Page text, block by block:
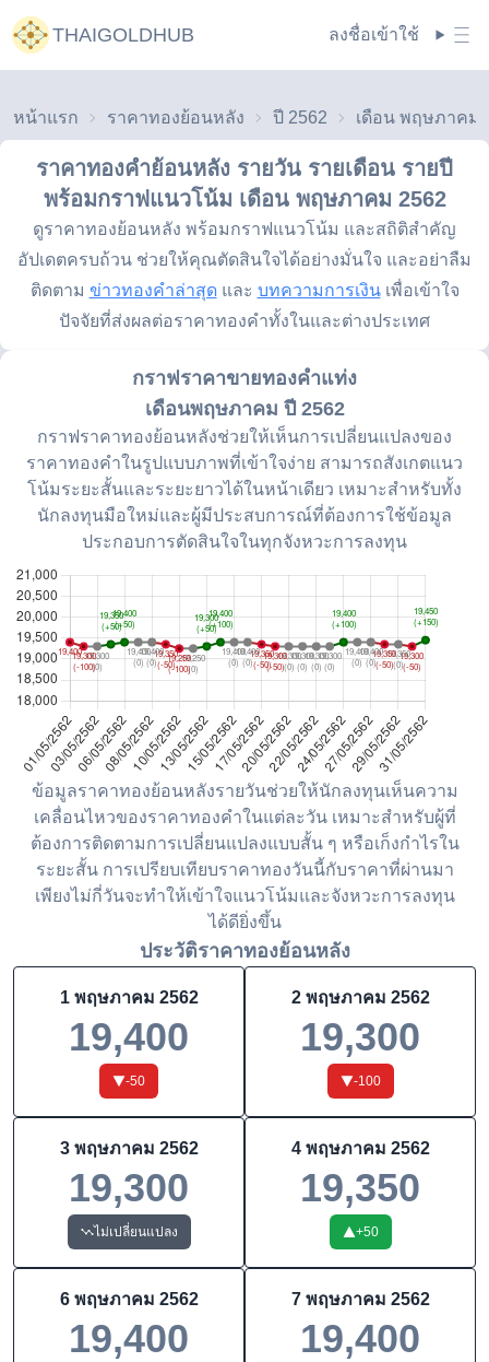
THAIGOLDHUB ลงชื่อเข้าใช้
หน้าแรก ราคาทองย้อนหลัง ปี 2562
ราคาทองคำย้อนหลัง รายวัน รายเดือน รายปี
พร้อมกราฟแนวโน้ม เดือน พฤษภาคม 2562
ดูราคาทองย้อนหลัง พร้อมกราฟแนวโน้ม และสถิติสำคัญ
อัปเดตครบถ้วน ช่วยให้คุณตัดสินใจได้อย่างมั่นใจ และอย่าลืม
ติดตาม ข่าวทองคำล่าสุด และ บทความการเงิน เพื่อเข้าใจ
ปัจจัยที่ส่งผลต่อราคาทองคำทั้งในและต่างประเทศ
กราฟราคาขายทองคำแท่ง
เดือนพฤษภาคม ปี 2562
กราฟราคาทองย้อนหลังช่วยให้เห็นการเปลี่ยนแปลงของ
ราคาทองคำในรูปแบบภาพที่เข้าใจง่าย สามารถสังเกตแนว
โน้มระยะสั้นและระยะยาวได้ในหน้าเดียว เหมาะสำหรับทั้ง
นักลงทุนมือใหม่และผู้มีประสบการณ์ที่ต้องการใช้ข้อมูล
ประกอบการตัดสินใจในทุกจังหวะการลงทุน
ข้อมูลราคาทองย้อนหลังรายวันช่วยให้นักลงทุนเห็นความ
เคลื่อนไหวของราคาทองคำในแต่ละวัน เหมาะสำหรับผู้ที่
ต้องการติดตามการเปลี่ยนแปลงแบบสั้น ๆ หรือเก็งกำไรใน
ระยะสั้น การเปรียบเทียบราคาทองวันนี้กับราคาที่ผ่านมา
เพียงไม่กี่วันจะทำให้เข้าใจแนวโน้มและจังหวะการลงทุน
ได้ดียิ่งขึ้น
ประวัติราคาทองย้อนหลัง
1 พฤษภาคม 2562
19,400
-50
2 พฤษภาคม 2562
19,300
-100
3 พฤษภาคม 2562
19,300
ไม่เปลี่ยนแปลง
4 พฤษภาคม 2562
19,350
+50
6 พฤษภาคม 2562
19,400
7 พฤษภาคม 2562
19,400